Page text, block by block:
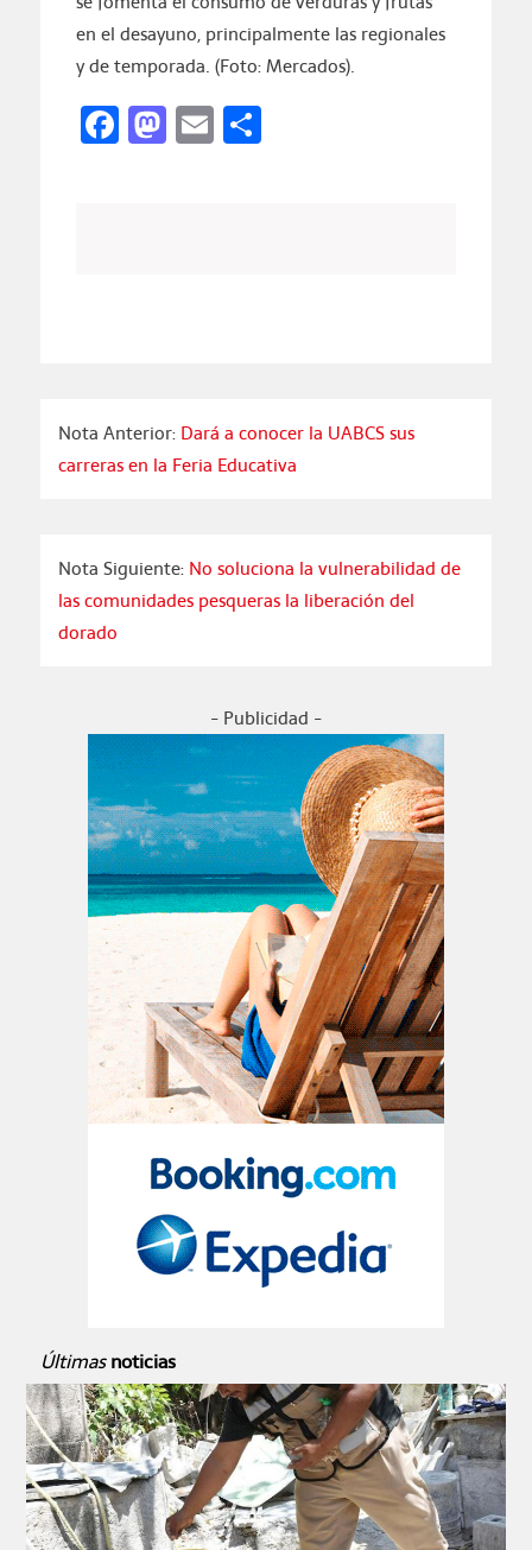
en el desayuno, principalmente las regionales
y de temporada. (Foto: Mercados).
Facebook
Mastodon
EmailCompartir
Nota Anterior:Dará a conocer la UABCS sus
carreras en la Feria Educativa
Nota Siguiente: No soluciona la vulnerabilidad de
las comunidades pesqueras la liberación del
dorado
- Publicidad -
Últimas noticias